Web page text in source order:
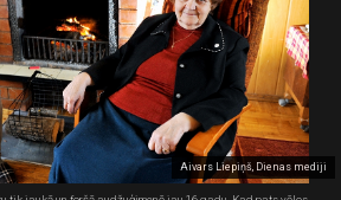
Aivars Liepiņš, Dienas mediji